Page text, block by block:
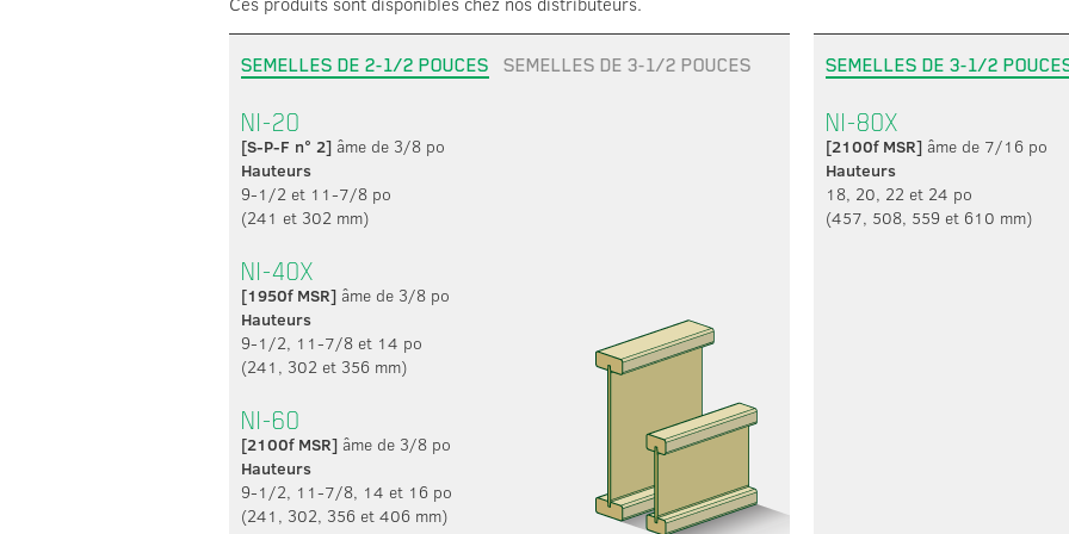
SEMELLES DE 2-1/2 POUCES SEMELLES DE 3-1/2 POUCES
NI-20
[S-P-F n° 2] âme de 3/8 po
Hauteurs
9-1/2 et 11-7/8 po
(241 et 302 mm)
NI-40X
[1950f MSR] âme de 3/8 po
Hauteurs
9-1/2, 11-7/8 et 14 po
(241, 302 et 356 mm)
NI-60
[2100f MSR] âme de 3/8 po
Hauteurs
9-1/2, 11-7/8, 14 et 16 po
(241, 302, 356 et 406 mm)
SEMELLES DE 3-1/2
NI-80X
[2100f MSR] âme de 7/16 po
Hauteurs
18, 20, 22 et 24 po
(457, 508, 559 et 610 mm)